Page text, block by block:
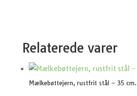
Relaterede varer
Mælkebøttejern, rustfrit stål – 35 cm.